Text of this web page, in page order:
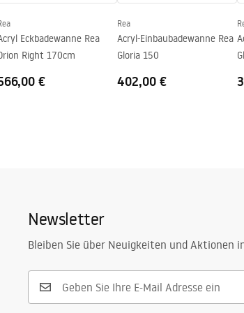
Eckbadewanne Rea
Right 170cm
€
Rea
Acryl-Einbaubadewanne Rea
Gloria 150
402,00 €
Newsletter
Bleiben Sie über Neuigkeiten und Aktionen